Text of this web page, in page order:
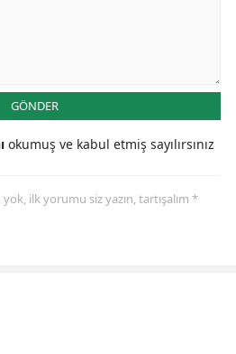
GÖNDER
okumuş ve kabul etmiş sayılırsınız
ilk yorumu siz yazın, tartışalım *